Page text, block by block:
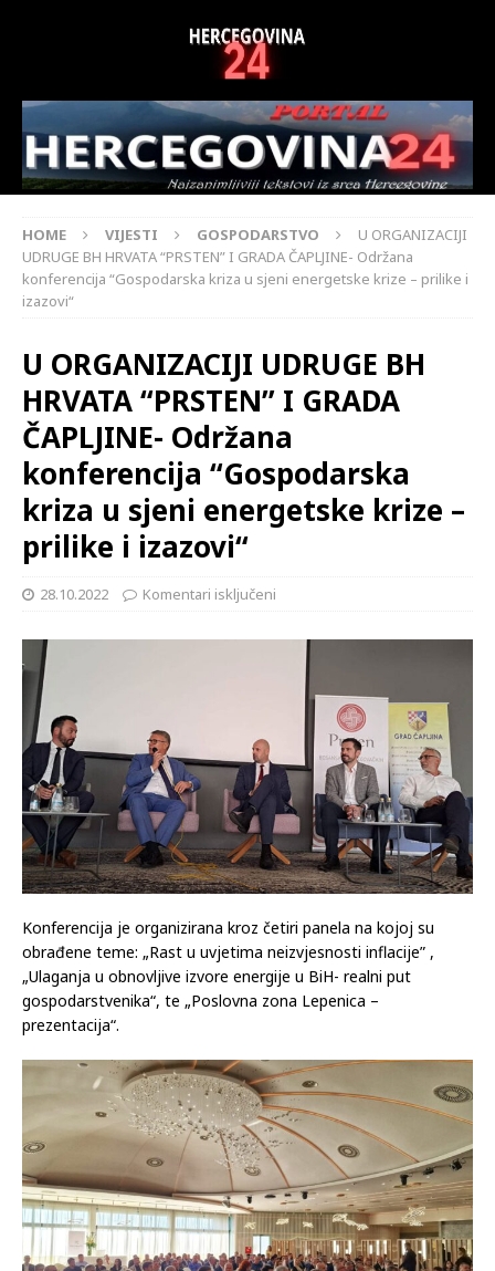
HOME VIJESTI GOSPODARSTVO
U ORGANIZACIJI
UDRUGE BH HRVATA “PRSTEN” I GRADA ČAPLJINE- Održana
konferencija “Gospodarska kriza u sjeni energetske krize – prilike i
izazovi“
U ORGANIZACIJI UDRUGE BH
HRVATA “PRSTEN” I GRADA
ČAPLJINE- Održana
konferencija “Gospodarska
kriza u sjeni energetske krize –
prilike i izazovi“
28.10.2022 Komentari isključeni
Konferencija je organizirana kroz četiri panela na kojoj su
obrađene teme: „Rast u uvjetima neizvjesnosti inflacije” ,
„Ulaganja u obnovljive izvore energije u BiH- realni put
gospodarstvenika“, te „Poslovna zona Lepenica –
prezentacija“.